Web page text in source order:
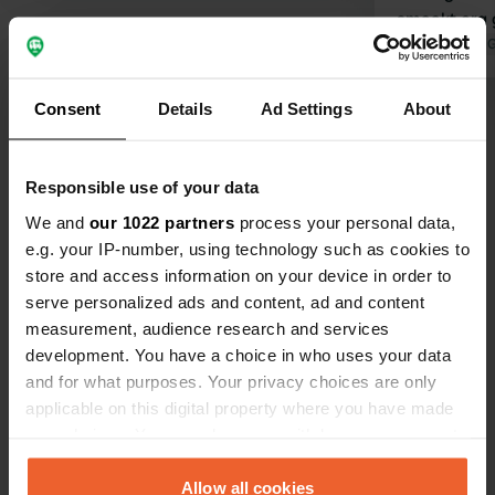
Consent Details Ad Settings About
Responsible use of your data
We and our 1022 partners process your personal data,
e.g. your IP-number, using technology such as cookies to
store and access information on your device in order to
serve personalized ads and content, ad and content
measurement, audience research and services
development. You have a choice in who uses your data
and for what purposes. Your privacy choices are only
applicable on this digital property where you have made
any time from the Cookie Declaration or by clicking on
the Privacy trigger icon.Allow all cookies
smaakt erg
waterfles
afstand.
Vertaald door
Bekijk alle 40 reviews
Ben jij hier geweest?
Contact
Locatie
7240, Luz, Portugal